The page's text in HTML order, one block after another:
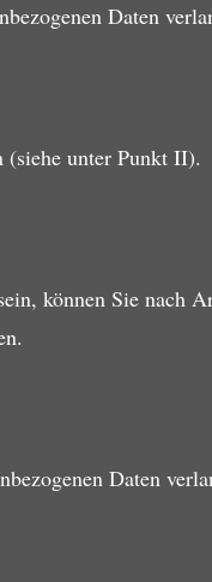
Daten
(siehe unter Punkt II).
können Sie nach
Daten